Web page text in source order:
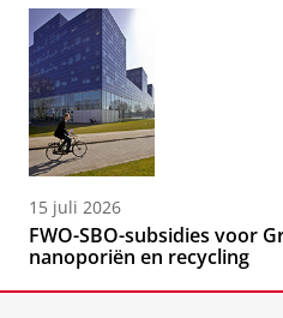
15 juli 2026
FWO-SBO-subsidies voor
nanoporiën en recycling